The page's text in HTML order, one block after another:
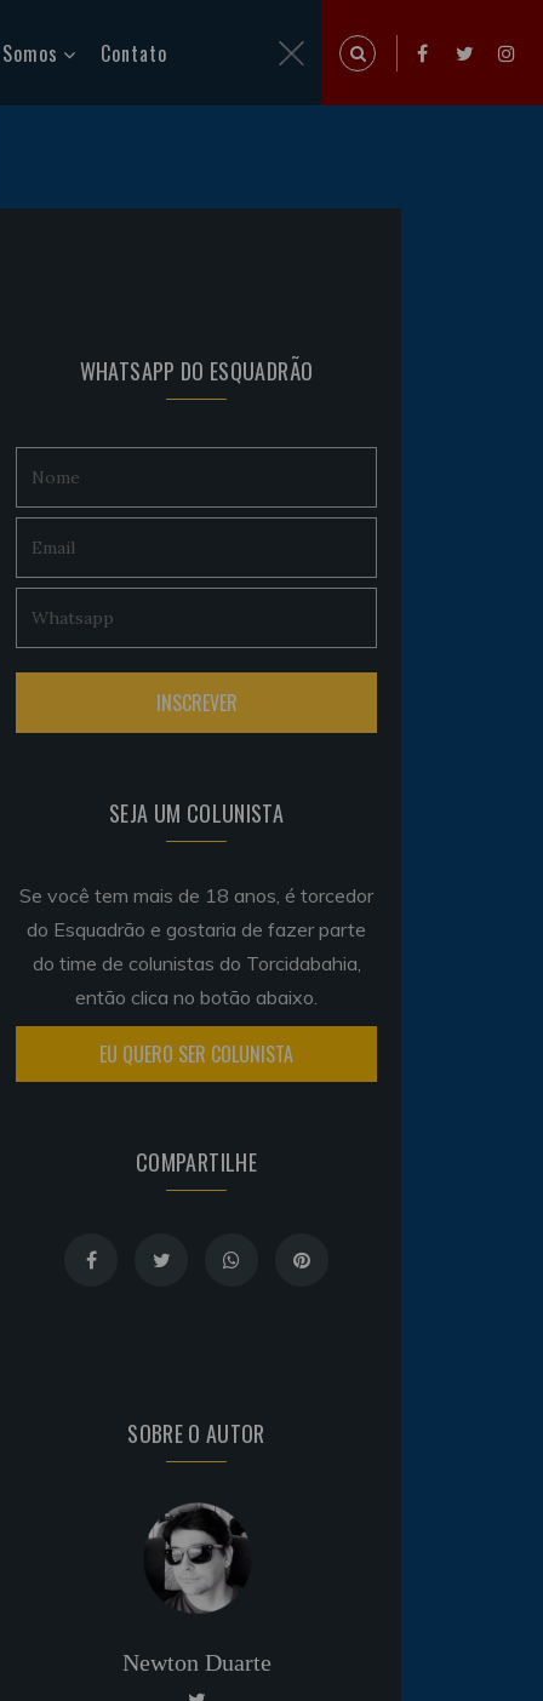
Contato
WHATSAPP DO ESQUADRÃO
SEJA UM COLUNISTA
Se você tem mais de 18 anos, é torcedor
do Esquadrão e gostaria de fazer parte
do time de colunistas do Torcidabahia,
então clica no botão abaixo.
EU QUERO SER COLUNISTA
COMPARTILHE
SOBRE O AUTOR
Newton Duarte